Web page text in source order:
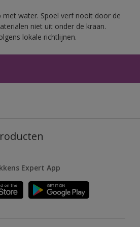
met water. Spoel verf nooit door de
niet uit onder de kraan.
lokale richtlijnen.
Expert App